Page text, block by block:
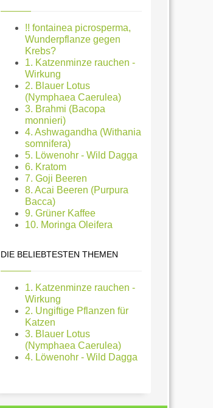
!! fontainea picrosperma,
Wunderpflanze gegen
Krebs?
1. Katzenminze rauchen -
Wirkung
2. Blauer Lotus
(Nymphaea Caerulea)
3. Brahmi (Bacopa
monnieri)
4. Ashwagandha (Withania
somnifera)
5. Löwenohr - Wild Dagga
6. Kratom
7. Goji Beeren
8. Acai Beeren (Purpura
Bacca)
9. Grüner Kaffee
10. Moringa Oleifera
DIE BELIEBTESTEN THEMEN
1. Katzenminze rauchen -
Wirkung
2. Ungiftige Pflanzen für
Katzen
3. Blauer Lotus
(Nymphaea Caerulea)
4. Löwenohr - Wild Dagga